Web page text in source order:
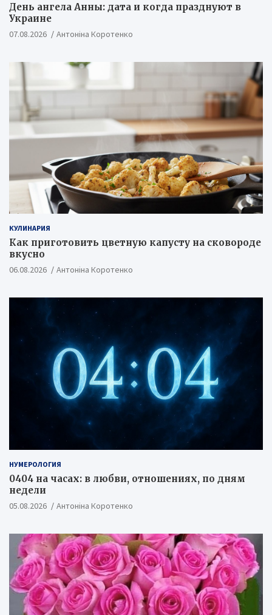
День ангела Анны: дата и когда празднуют в
Украине
07.08.2026 Антоніна Коротенко
КУЛИНАРИЯ
Как приготовить цветную капусту на сковороде
вкусно
06.08.2026 Антоніна Коротенко
НУМЕРОЛОГИЯ
0404 на часах: в любви, отношениях, по дням
недели
05.08.2026 Антоніна Коротенко